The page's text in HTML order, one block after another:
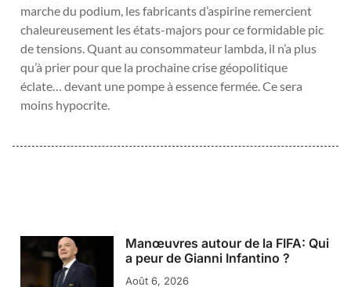
marche du podium, les fabricants d’aspirine remercient
chaleureusement les états-majors pour ce formidable pic
de tensions. Quant au consommateur lambda, il n’a plus
qu’à prier pour que la prochaine crise géopolitique
éclate… devant une pompe à essence fermée. Ce sera
moins hypocrite.
Manœuvres autour de la FIFA: Qui
a peur de Gianni Infantino ?
Août 6, 2026